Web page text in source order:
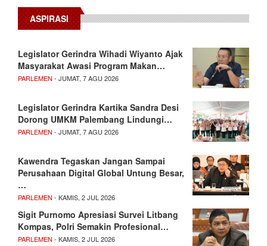
ASPIRASI
Legislator Gerindra Wihadi Wiyanto Ajak
Masyarakat Awasi Program Makan…
PARLEMEN - JUMAT, 7 AGU 2026
Legislator Gerindra Kartika Sandra Desi
Dorong UMKM Palembang Lindungi…
PARLEMEN - JUMAT, 7 AGU 2026
Kawendra Tegaskan Jangan Sampai
Perusahaan Digital Global Untung Besar,
…
PARLEMEN - KAMIS, 2 JUL 2026
Sigit Purnomo Apresiasi Survei Litbang
Kompas, Polri Semakin Profesional…
PARLEMEN - KAMIS, 2 JUL 2026